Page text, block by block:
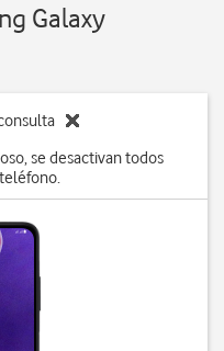
Galaxy
se desactivan todos